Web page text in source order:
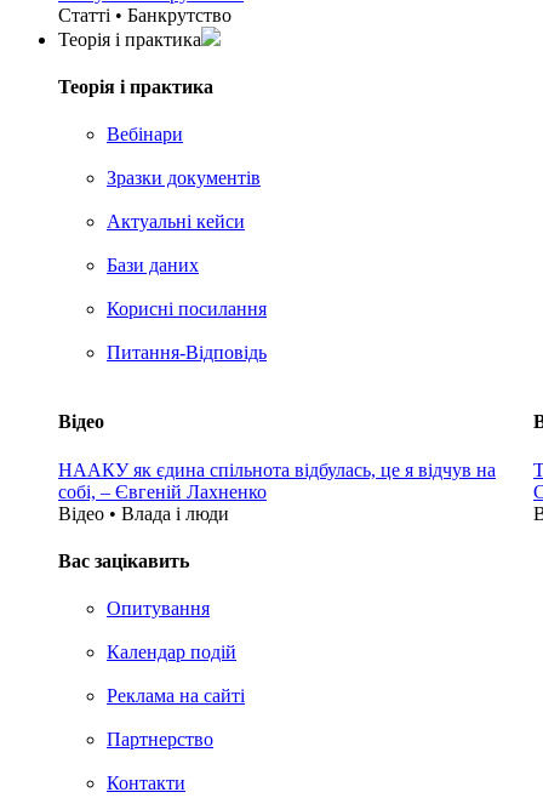
Статті • Банкрутство
Теорія i практика
Теорія i практика
Вебінари
Зразки документів
Актуальні кейси
Бази даних
Корисні посилання
Питання-Відповідь
Відео
НААКУ як єдина спільнота відбулась, це я відчув на
собі, – Євгеній Лахненко
Відео • Влада i люди
Вас зацікавить
Опитування
Календар подій
Реклама на сайтi
Партнерство
Контакти